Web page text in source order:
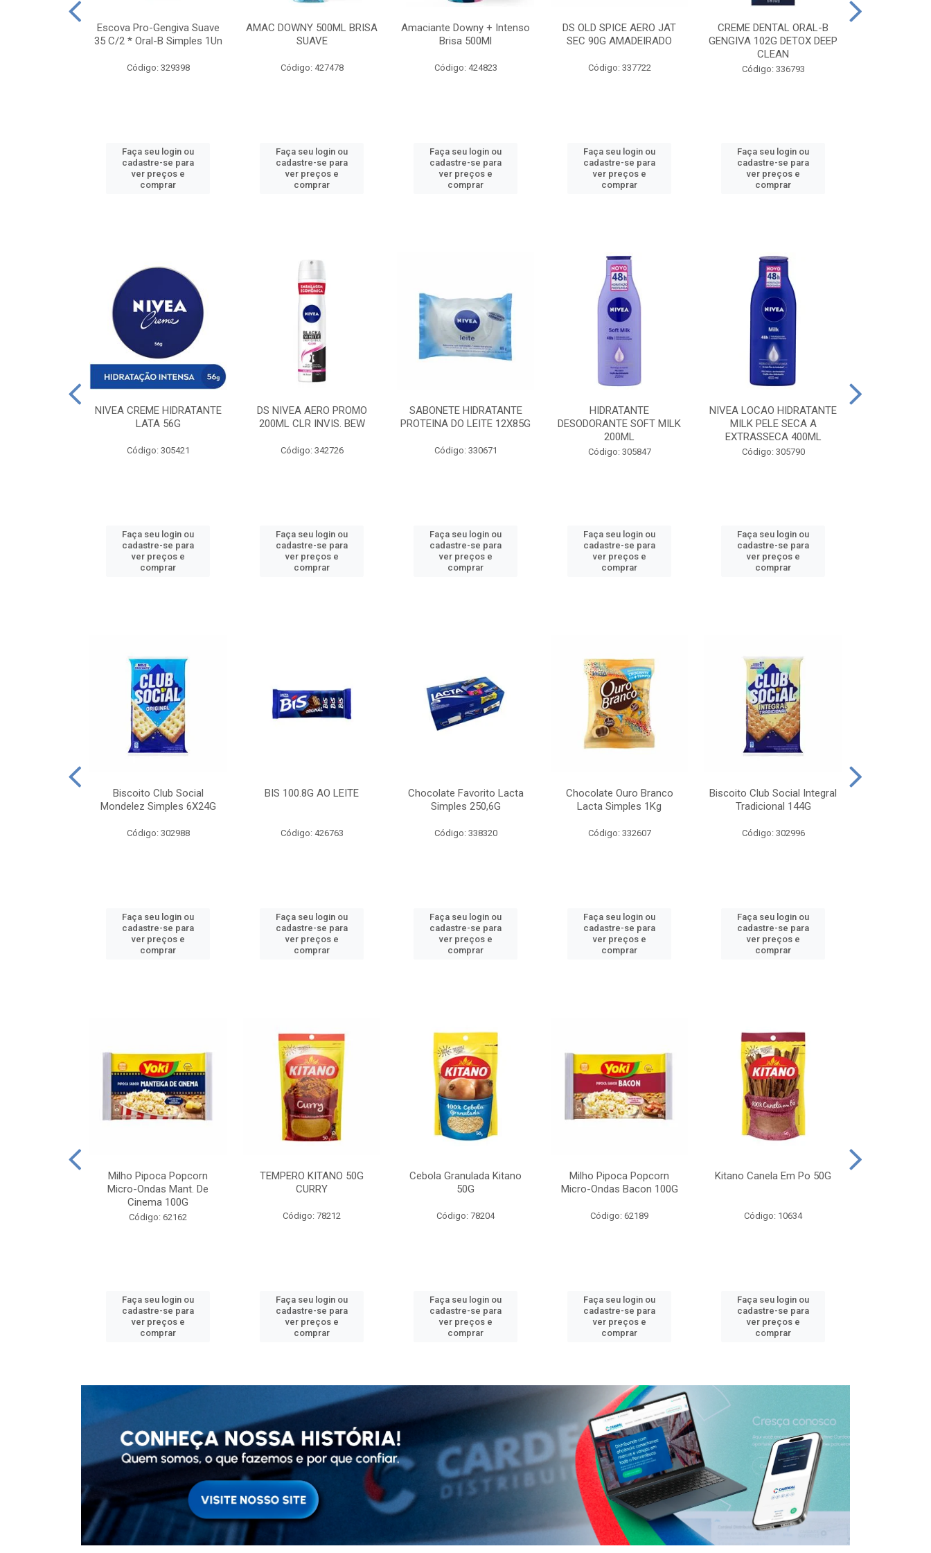
Escova Pro-Gengiva Suave
35 C/2 * Oral-B Simples 1Un
Código: 329398
Faça seu login ou
cadastre-se para
ver preços e
comprar
AMAC DOWNY 500ML BRISA
SUAVE
Código: 427478
Faça seu login ou
cadastre-se para
ver preços e
comprar
Amaciante Downy + Intenso
Brisa 500Ml
Código: 424823
Faça seu login ou
cadastre-se para
ver preços e
comprar
DS OLD SPICE AERO JAT
SEC 90G AMADEIRADO
Código: 337722
Faça seu login ou
cadastre-se para
ver preços e
comprar
CREME DENTAL ORAL-B
GENGIVA 102G DETOX DEEP
CLEAN
Código: 336793
Faça seu login ou
cadastre-se para
ver preços e
comprar
NIVEA CREME HIDRATANTE
LATA 56G
Código: 305421
Faça seu login ou
cadastre-se para
ver preços e
comprar
DS NIVEA AERO PROMO
200ML CLR INVIS. BEW
Código: 342726
Faça seu login ou
cadastre-se para
ver preços e
comprar
SABONETE HIDRATANTE
PROTEINA DO LEITE 12X85G
Código: 330671
Faça seu login ou
cadastre-se para
ver preços e
comprar
HIDRATANTE
DESODORANTE SOFT MILK
200ML
Código: 305847
Faça seu login ou
cadastre-se para
ver preços e
comprar
NIVEA LOCAO HIDRATANTE
MILK PELE SECA A
EXTRASSECA 400ML
Código: 305790
Faça seu login ou
cadastre-se para
ver preços e
comprar
Biscoito Club Social
Mondelez Simples 6X24G
Código: 302988
Faça seu login ou
cadastre-se para
ver preços e
comprar
BIS 100.8G AO LEITE
Código: 426763
Faça seu login ou
cadastre-se para
ver preços e
comprar
Chocolate Favorito Lacta
Simples 250,6G
Código: 338320
Faça seu login ou
cadastre-se para
ver preços e
comprar
Chocolate Ouro Branco
Lacta Simples 1Kg
Código: 332607
Faça seu login ou
cadastre-se para
ver preços e
comprar
Biscoito Club Social Integral
Tradicional 144G
Código: 302996
Faça seu login ou
cadastre-se para
ver preços e
comprar
Milho Pipoca Popcorn
Micro-Ondas Mant. De
Cinema 100G
Código: 62162
Faça seu login ou
cadastre-se para
ver preços e
comprar
TEMPERO KITANO 50G
CURRY
Código: 78212
Faça seu login ou
cadastre-se para
ver preços e
comprar
Cebola Granulada Kitano
50G
Código: 78204
Faça seu login ou
cadastre-se para
ver preços e
comprar
Milho Pipoca Popcorn
Micro-Ondas Bacon 100G
Código: 62189
Faça seu login ou
cadastre-se para
ver preços e
comprar
Kitano Canela Em Po 50G
Código: 10634
Faça seu login ou
cadastre-se para
ver preços e
comprar